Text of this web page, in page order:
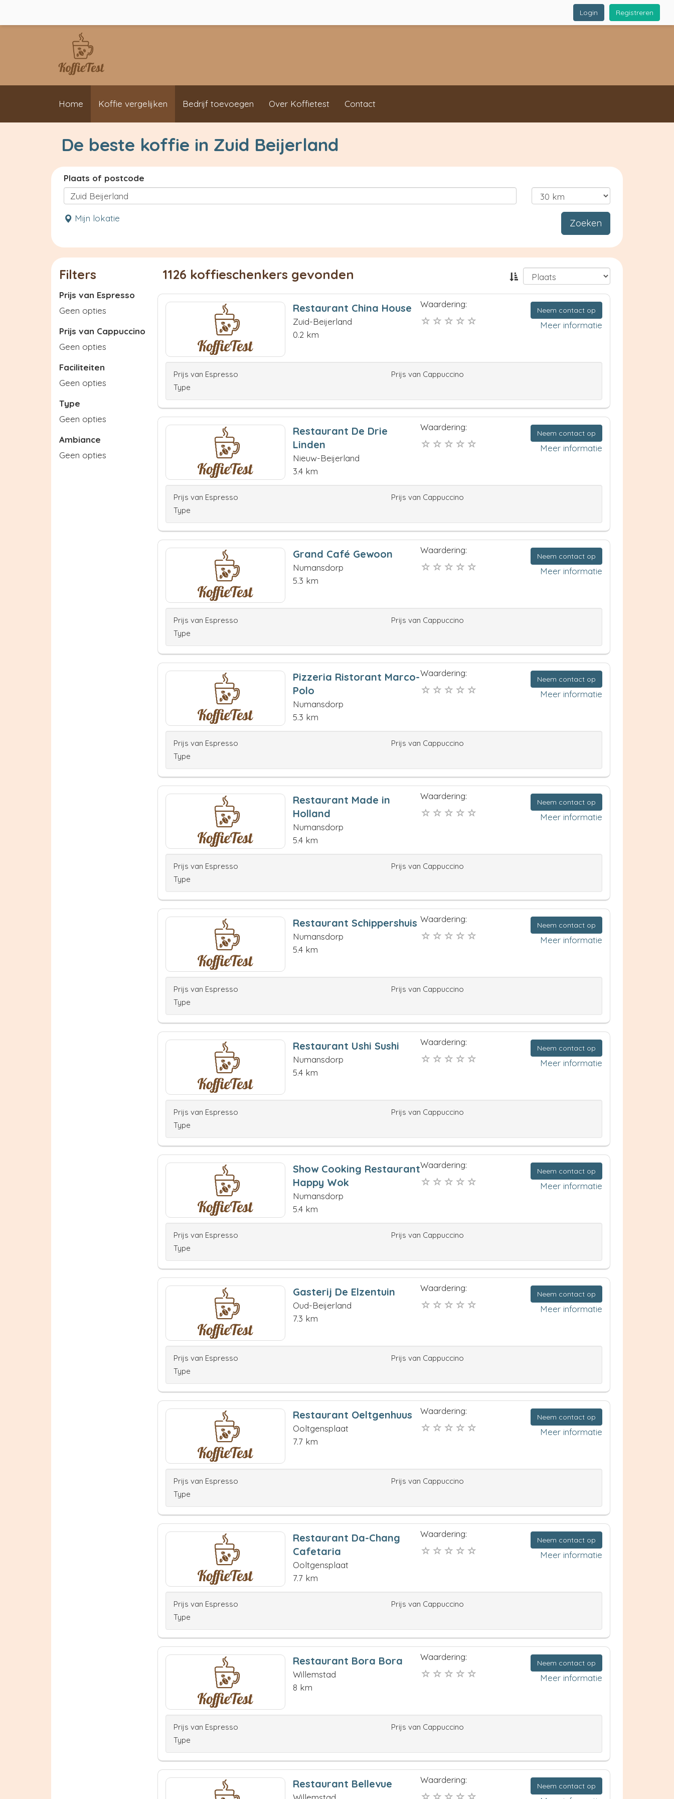
Registreren
Login
Home Koffie vergelijken Bedrijf toevoegen Over Koffietest Contact
De beste koffie in Zuid Beijerland
Plaats of postcode
Mijn lokatie Zoeken
Filters
Prijs van Espresso
Geen opties
Prijs van Cappuccino
Geen opties
Faciliteiten
Geen opties
Type
Geen opties
Ambiance
Geen opties
1126 koffieschenkers gevonden
Restaurant China House
Zuid-Beijerland
0.2 km
Waardering:
Neem contact op
Meer informatie
Prijs van Espresso
Prijs van Cappuccino
Type
Restaurant De Drie
Linden
Nieuw-Beijerland
3.4 km
Waardering:
Neem contact op
Meer informatie
Prijs van Espresso
Prijs van Cappuccino
Type
Grand Café Gewoon
Numansdorp
5.3 km
Waardering:
Neem contact op
Meer informatie
Prijs van Espresso
Prijs van Cappuccino
Type
Pizzeria Ristorant Marco-
Polo
Numansdorp
5.3 km
Waardering:
Neem contact op
Meer informatie
Prijs van Espresso
Prijs van Cappuccino
Type
Restaurant Made in
Holland
Numansdorp
5.4 km
Waardering:
Neem contact op
Meer informatie
Prijs van Espresso
Prijs van Cappuccino
Type
Restaurant Schippershuis
Numansdorp
5.4 km
Waardering:
Neem contact op
Meer informatie
Prijs van Espresso
Prijs van Cappuccino
Type
Restaurant Ushi Sushi
Numansdorp
5.4 km
Waardering:
Neem contact op
Meer informatie
Prijs van Espresso
Prijs van Cappuccino
Type
Show Cooking Restaurant
Happy Wok
Numansdorp
5.4 km
Waardering:
Neem contact op
Meer informatie
Prijs van Espresso
Prijs van Cappuccino
Type
Gasterij De Elzentuin
Oud-Beijerland
7.3 km
Waardering:
Neem contact op
Meer informatie
Prijs van Espresso
Prijs van Cappuccino
Type
Restaurant Oeltgenhuus
Ooltgensplaat
7.7 km
Waardering:
Neem contact op
Meer informatie
Prijs van Espresso
Prijs van Cappuccino
Type
Restaurant Da-Chang
Cafetaria
Ooltgensplaat
7.7 km
Waardering:
Neem contact op
Meer informatie
Prijs van Espresso
Prijs van Cappuccino
Type
Restaurant Bora Bora
Willemstad
8 km
Waardering:
Neem contact op
Meer informatie
Prijs van Espresso
Prijs van Cappuccino
Type
Restaurant Bellevue Waardering:
Neem contact op